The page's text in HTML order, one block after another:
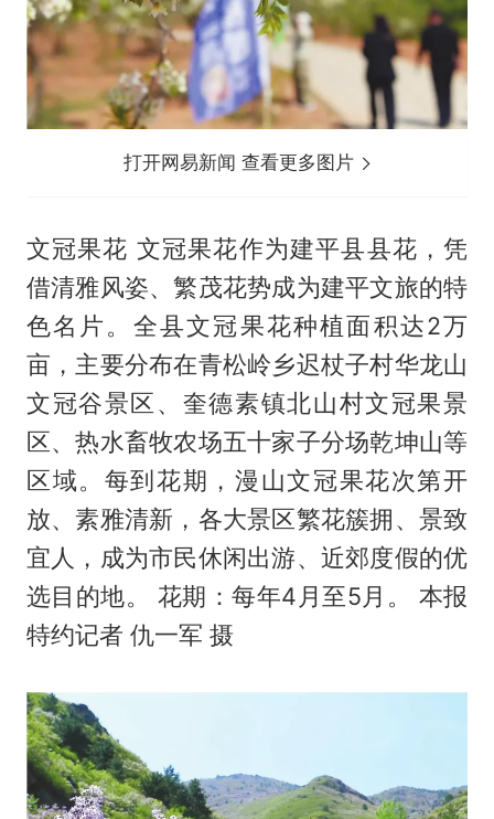
打开网易新闻 查看更多图片
文冠果花 文冠果花作为建平县县花，凭
借清雅风姿、繁茂花势成为建平文旅的特
色名片。全县文冠果花种植面积达2万
亩，主要分布在青松岭乡迟杖子村华龙山
文冠谷景区、奎德素镇北山村文冠果景
区、热水畜牧农场五十家子分场乾坤山等
区域。每到花期，漫山文冠果花次第开
放、素雅清新，各大景区繁花簇拥、景致
宜人，成为市民休闲出游、近郊度假的优
选目的地。 花期：每年4月至5月。 本报
特约记者 仇一军 摄